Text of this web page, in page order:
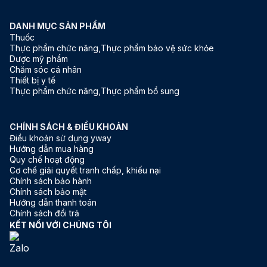
DANH MỤC SẢN PHẨM
Thuốc
Thực phẩm chức năng,Thực phẩm bảo vệ sức khỏe
Dược mỹ phẩm
Chăm sóc cá nhân
Thiết bị y tế
Thực phẩm chức năng,Thực phẩm bổ sung
CHÍNH SÁCH & ĐIỀU KHOẢN
Điều khoản sử dụng yway
Hướng dẫn mua hàng
Quy chế hoạt động
Cơ chế giải quyết tranh chấp, khiếu nại
Chính sách bảo hành
Chính sách bảo mật
Hướng dẫn thanh toán
Chính sách đổi trả
KẾT NỐI VỚI CHÚNG TÔI